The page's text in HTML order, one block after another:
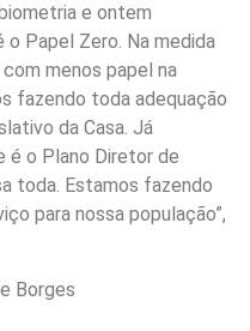
e ontem
o Papel Zero. Na medida
menos papel na
fazendo toda adequação
da Casa. Já
é o Plano Diretor de
toda. Estamos fazendo
para nossa população”,
Borges